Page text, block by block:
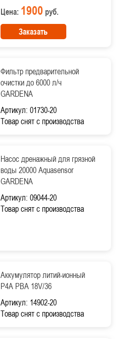
Цена: 1900 руб.
Заказать
Фильтр предварительной
очистки до 6000 л/ч
GARDENA
Артикул: 01730-20
Товар снят с производства
Насос дренажный для грязной
воды 20000 Aquasensor
GARDENA
Артикул: 09044-20
Товар снят с производства
Аккумулятор литий-ионный
P4A PBA 18V/36
Артикул: 14902-20
Товар снят с производства